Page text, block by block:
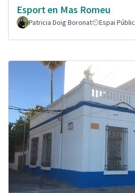
Esport en Mas Romeu
Patricia Doig Boronat
Espai Públic